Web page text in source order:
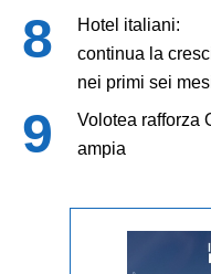
Hotel italiani:
continua la
nei primi sei
Volotea rafforza
ampia